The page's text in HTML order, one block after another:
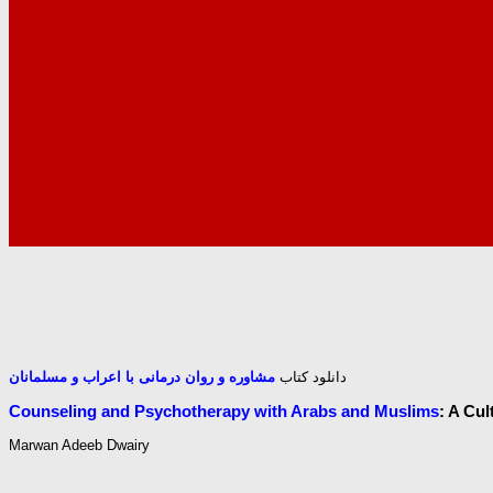
دانلود کتاب مشاوره و روان درمانی با اعراب و مسلمانان
Counseling and Psychotherapy with Arabs and Muslims: A
Marwan Adeeb Dwairy